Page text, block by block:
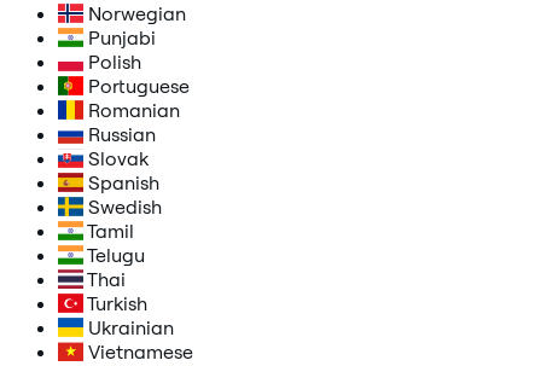
Norwegian
Punjabi
Polish
Portuguese
Romanian
Russian
Slovak
Spanish
Swedish
Tamil
Telugu
Thai
Turkish
Ukrainian
Vietnamese